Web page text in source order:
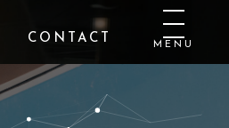
CONTACT MENU